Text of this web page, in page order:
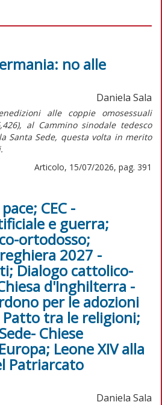
no alle
Daniela Sala
alle coppie omosessuali
al Cammino sinodale tedesco
Santa Sede, questa volta in merito
Articolo, 15/07/2026, pag. 391
CEC -
e guerra;
ortodosso;
2027 -
Dialogo cattolico-
d'Inghilterra -
per le adozioni
tra le religioni;
Chiese
Leone XIV alla
Patriarcato
Daniela Sala